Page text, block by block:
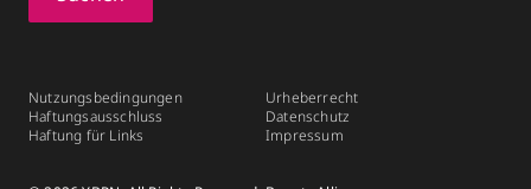
Nutzungsbedingungen
Haftungsausschluss
Haftung für Links
Urheberrecht
Datenschutz
Impressum